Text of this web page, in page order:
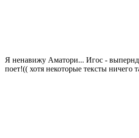
Я ненавижу Аматори... Игос -
поет!(( хотя некоторые тексты ничего